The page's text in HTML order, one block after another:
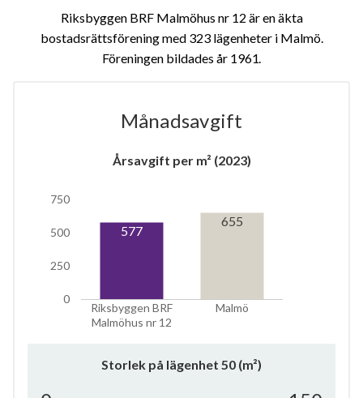
8
lägenheter
Riksbyggen BRF Malmöhus nr 12 är en äkta
bostadsrättsförening med 323 lägenheter i Malmö.
Föreningen bildades år 1961
Månadsavgift
Årsavgift per m² (2023)
Riksbyggen BRF
Malmöhus nr 12
Malmö
0
250
500
750
577
655
Storlek på lägenhet 50 (m²)